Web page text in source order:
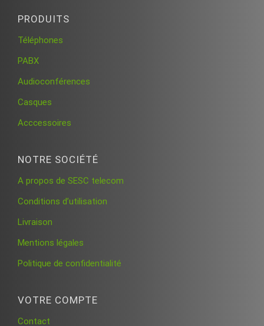
PRODUITS
Téléphones
PABX
Audioconférences
Casques
Acccessoires
NOTRE SOCIÉTÉ
A propos de SESC telecom
Conditions d’utilisation
Livraison
Mentions légales
Politique de confidentialité
VOTRE COMPTE
Contact